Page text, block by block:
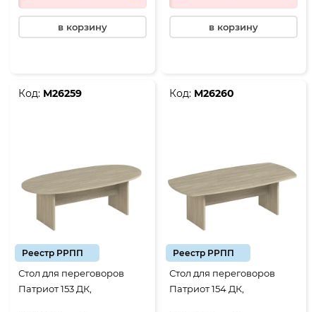
в корзину в корзину
Код: М26259
Реестр РРПП
Стол для переговоров
Патриот 153 ДК,
Код: М26260
Реестр РРПП
Стол для переговоров
Патриот 154 ДК,